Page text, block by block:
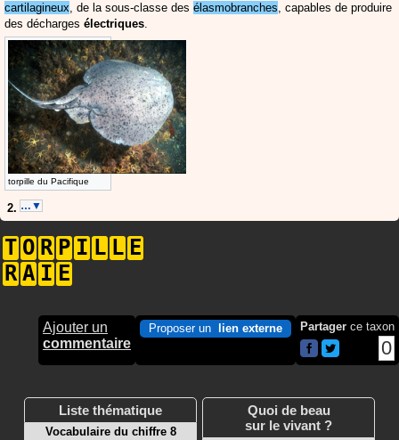
cartilagineux, de la sous-classe des élasmobranches, capables de produire
des décharges électriques.
torpille du Pacifique
…▼
T O R P I L L E
R A I E
Ajouter un
commentaire
Proposer un lien externe Partager ce taxon
0
Liste thématique
Vocabulaire du chiffre 8
Quoi de beau
sur le vivant ?